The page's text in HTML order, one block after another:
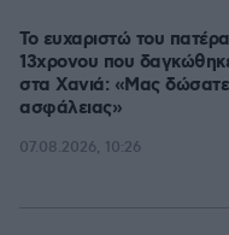
Το ευχαριστώ του
13χρονου που
στα Χανιά: «Μας
ασφάλειας»
07.08.2026, 10:26